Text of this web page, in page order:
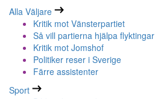
Alla Väljare
Kritik mot Vänsterpartiet
Så vill partierna hjälpa flyktingar
Kritik mot Jomshof
Politiker reser i Sverige
Färre assistenter
Sport